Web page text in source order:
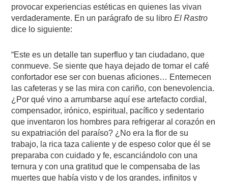
provocar experiencias estéticas en quienes las vivan
verdaderamente. En un parágrafo de su libroEl Rastro
dice lo siguiente:
“Este es un detalle tan superfluo y tan ciudadano, que
conmueve. Se siente que haya dejado de tomar el café
confortador ese ser con buenas aficiones… Enternecen
las cafeteras y se las mira con cariño, con benevolencia.
¿Por qué vino a arrumbarse aquí ese artefacto cordial,
compensador, irónico, espiritual, pacífico y sedentario
que inventaron los hombres para refrigerar al corazón en
su expatriación del paraíso? ¿No era la flor de su
trabajo, la rica taza caliente y de espeso color que él se
preparaba con cuidado y fe, escanciándolo con una
ternura y con una gratitud que le compensaba de las
muertes que había visto y de los grandes, infinitos y